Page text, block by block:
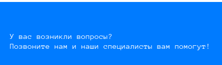
У вас возникли вопросы?
Позвоните нам и наши специалисты вам помогут!